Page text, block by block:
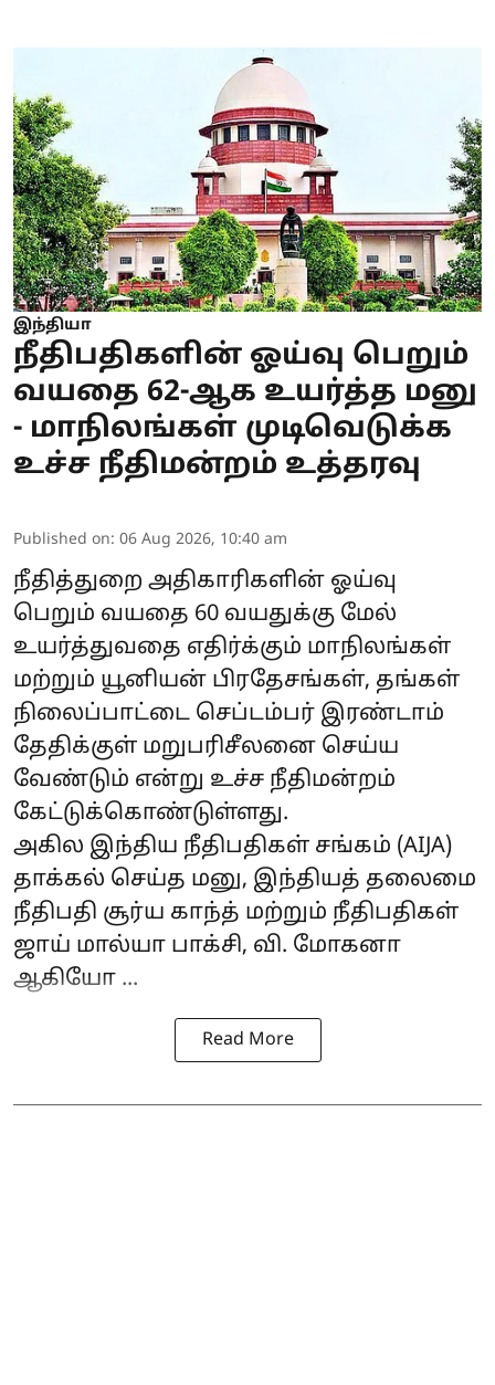
இந்தியா
நீதிபதிகளின் ஓய்வு பெறும்
வயதை 62-ஆக உயர்த்த மனு
- மாநிலங்கள் முடிவெடுக்க
உச்ச நீதிமன்றம் உத்தரவு
Published on: 06 Aug 2026, 10:40 am
நீதித்துறை அதிகாரிகளின் ஓய்வு
பெறும் வயதை 60 வயதுக்கு மேல்
உயர்த்துவதை எதிர்க்கும் மாநிலங்கள்
மற்றும் யூனியன் பிரதேசங்கள், தங்கள்
நிலைப்பாட்டை செப்டம்பர் இரண்டாம்
தேதிக்குள் மறுபரிசீலனை செய்ய
வேண்டும் என்று உச்ச நீதிமன்றம்
கேட்டுக்கொண்டுள்ளது.
அகில இந்திய நீதிபதிகள் சங்கம் (AIJA)
தாக்கல் செய்த மனு, இந்தியத் தலைமை
நீதிபதி சூர்ய காந்த் மற்றும் நீதிபதிகள்
ஜாய் மால்யா பாக்சி, வி. மோகனா
ஆகியோ ...
Read More